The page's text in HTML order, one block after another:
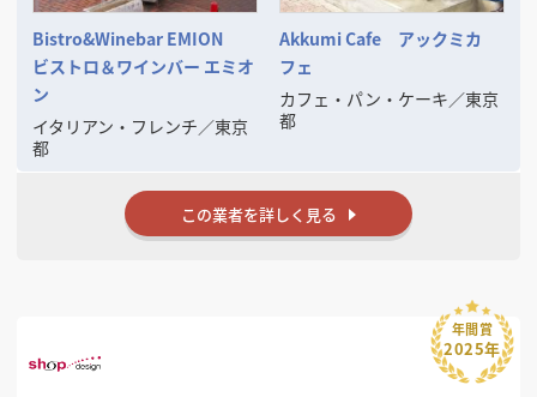
ご一緒に良いお店を考え、楽しく創りましょう。
そして成功させましょう。
Bistro&Winebar EMION
ビストロ＆ワインバー エミオ
ン
イタリアン・フレンチ ／東京
都
Akkumi Cafe アックミカ
フェ
カフェ・パン・ケーキ ／東京
都
この業者を詳しく見る
年間賞
2025年